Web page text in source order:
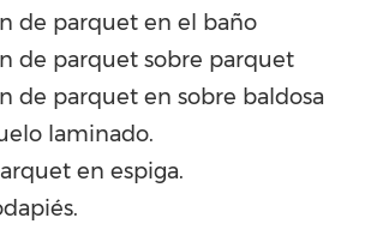
de parquet en el baño
de parquet sobre parquet
de parquet en sobre baldosa
laminado.
en espiga.